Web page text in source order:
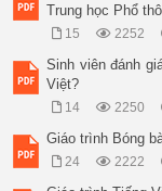
Trung học Phổ
15 2252
Sinh viên đánh
Việt?
14 2250
Giáo trình Bóng
24 2222